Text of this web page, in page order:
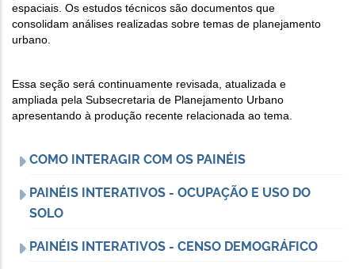
espaciais. Os estudos técnicos são documentos que
consolidam análises realizadas sobre temas de planejamento
urbano.
Essa seção será continuamente revisada, atualizada e
ampliada pela Subsecretaria de Planejamento Urbano
apresentando à produção recente relacionada ao tema.
COMO INTERAGIR COM OS PAINÉIS
PAINÉIS INTERATIVOS - OCUPAÇÃO E USO DO
SOLO
PAINÉIS INTERATIVOS - CENSO DEMOGRÁFICO